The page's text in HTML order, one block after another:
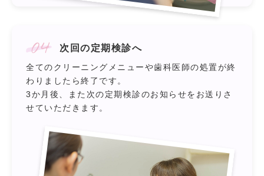
04 次回の定期検診へ
全てのクリーニングメニューや歯科医師の処置が終
わりましたら終了です。
3か月後、また次の定期検診のお知らせをお送りさ
せていただきます。